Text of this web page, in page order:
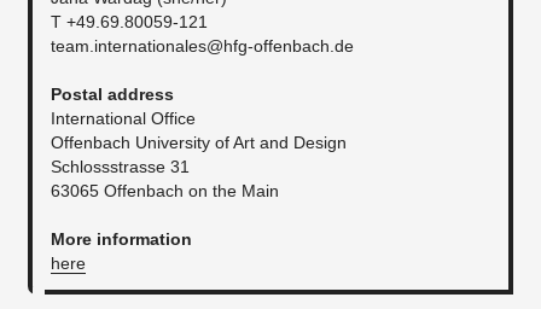
T +49.69.80059-121
team.internationales@hfg-offenbach.de
Postal address
International Office
Offenbach University of Art and Design
Schlossstrasse 31
63065 Offenbach on the Main
More information
here